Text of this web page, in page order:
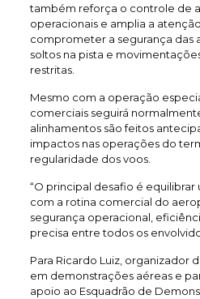
também reforça o controle de
operacionais e amplia a
comprometer a segurança das
soltos na pista e
restritas.
Mesmo com a operação
comerciais seguirá
alinhamentos são feitos
impactos nas operações do
regularidade dos voos.
“O principal desafio é
com a rotina comercial do
segurança operacional,
precisa entre todos os
Para Ricardo Luiz, organizador
em demonstrações aéreas e
apoio ao Esquadrão de